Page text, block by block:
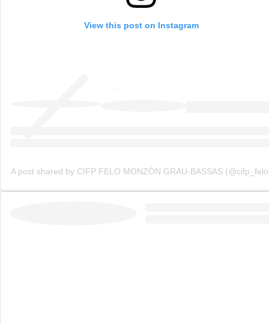
View this post on Instagram
A post shared by CIFP FELO MONZÓN GRAU-BASSAS